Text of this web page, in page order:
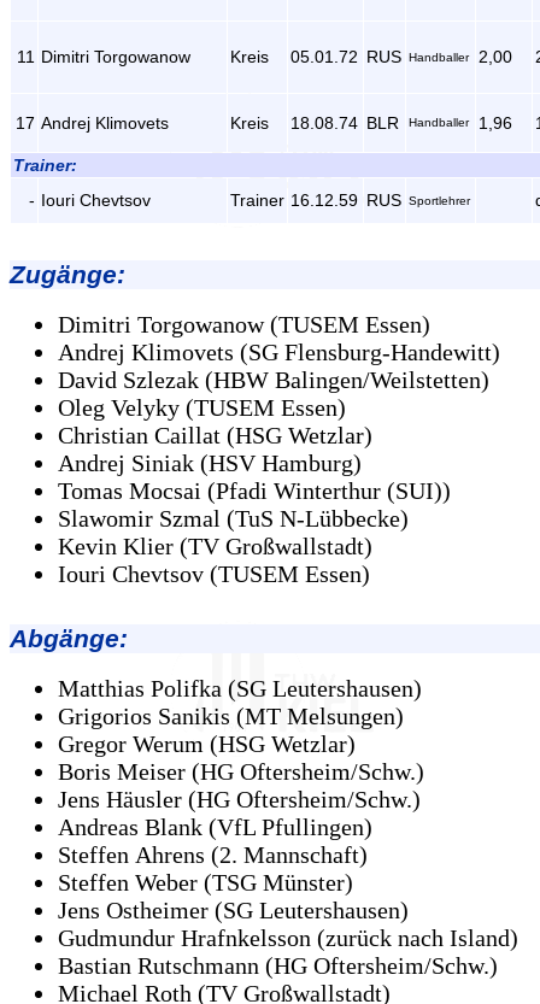
11 Dimitri Torgowanow Kreis 05.01.72 RUS Handballer 2,00
17 Andrej Klimovets Kreis 18.08.74 BLR Handballer 1,96
Trainer:
- Iouri Chevtsov Trainer 16.12.59 RUS Sportlehrer
Zugänge:
Dimitri Torgowanow (TUSEM Essen)
Andrej Klimovets (SG Flensburg-Handewitt)
David Szlezak (HBW Balingen/Weilstetten)
Oleg Velyky (TUSEM Essen)
Christian Caillat (HSG Wetzlar)
Andrej Siniak (HSV Hamburg)
Tomas Mocsai (Pfadi Winterthur (SUI))
Slawomir Szmal (TuS N-Lübbecke)
Kevin Klier (TV Großwallstadt)
Iouri Chevtsov (TUSEM Essen)
Abgänge:
Matthias Polifka (SG Leutershausen)
Grigorios Sanikis (MT Melsungen)
Gregor Werum (HSG Wetzlar)
Boris Meiser (HG Oftersheim/Schw.)
Jens Häusler (HG Oftersheim/Schw.)
Andreas Blank (VfL Pfullingen)
Steffen Ahrens (2. Mannschaft)
Steffen Weber (TSG Münster)
Jens Ostheimer (SG Leutershausen)
Gudmundur Hrafnkelsson (zurück nach Island)
Bastian Rutschmann (HG Oftersheim/Schw.)
Michael Roth (TV Großwallstadt)